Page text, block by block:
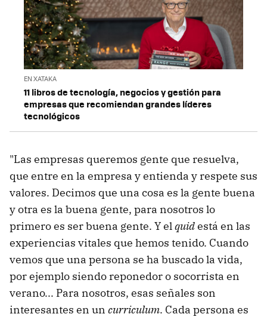
EN XATAKA
11 libros de tecnología, negocios y gestión para
empresas que recomiendan grandes líderes
tecnológicos
"Las empresas queremos gente que resuelva,
que entre en la empresa y entienda y respete sus
valores. Decimos que una cosa es la gente buena
y otra es la buena gente, para nosotros lo
primero es ser buena gente. Y el quidestá en las
experiencias vitales que hemos tenido. Cuando
vemos que una persona se ha buscado la vida,
por ejemplo siendo reponedor o socorrista en
verano... Para nosotros, esas señales son
interesantes en un curriculum. Cada persona es